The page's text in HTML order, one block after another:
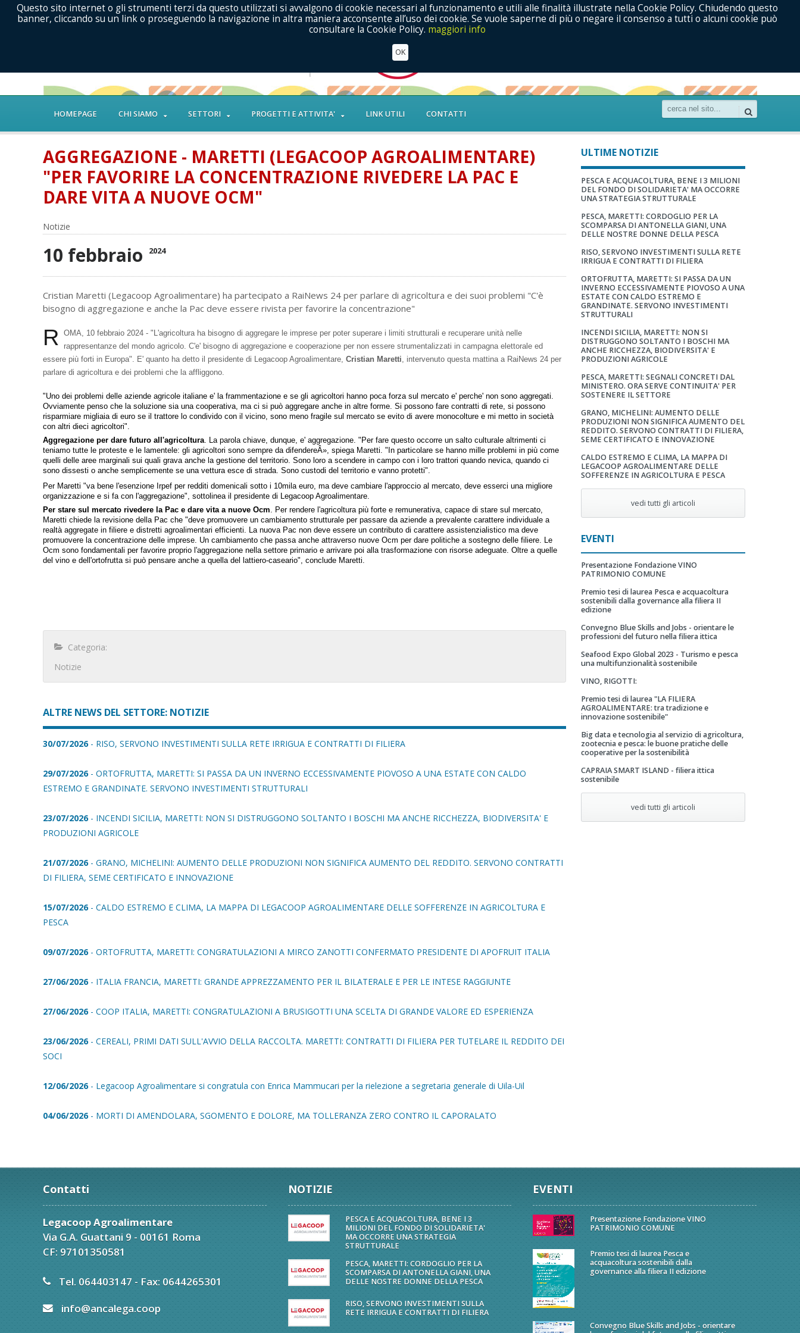
HOMEPAGE CHI SIAMO SETTORI PROGETTI E ATTIVITA' LINK UTILI CONTATTI
AGGREGAZIONE - MARETTI (LEGACOOP AGROALIMENTARE)
"PER FAVORIRE LA CONCENTRAZIONE RIVEDERE LA PAC E
DARE VITA A NUOVE OCM"
Notizie
10 febbraio 2024
Cristian Maretti (Legacoop Agroalimentare) ha partecipato a RaiNews 24 per parlare di agricoltura e dei suoi problemi "C'è
bisogno di aggregazione e anche la Pac deve essere rivista per favorire la concentrazione"
R
OMA, 10 febbraio 2024 - "L'agricoltura ha bisogno di aggregare le imprese per poter superare i limiti strutturali e recuperare unità nelle
rappresentanze del mondo agricolo. C'e' bisogno di aggregazione e cooperazione per non essere strumentalizzati in campagna elettorale ed
essere più forti in Europa". E' quanto ha detto il presidente di Legacoop Agroalimentare, Cristian Maretti, intervenuto questa mattina a RaiNews 24 per
parlare di agricoltura e dei problemi che la affliggono.
"Uno dei problemi delle aziende agricole italiane e' la frammentazione e se gli agricoltori hanno poca forza sul mercato e' perche' non sono aggregati.
Ovviamente penso che la soluzione sia una cooperativa, ma ci si può aggregare anche in altre forme. Si possono fare contratti di rete, si possono
risparmiare migliaia di euro se il trattore lo condivido con il vicino, sono meno fragile sul mercato se evito di avere monocolture e mi metto in società
con altri dieci agricoltori".
Aggregazione per dare futuro all'agricoltura . La parola chiave, dunque, e' aggregazione. "Per fare questo occorre un salto culturale altrimenti ci
teniamo tutte le proteste e le lamentele: gli agricoltori sono sempre da difendereÂ», spiega Maretti. "In particolare se hanno mille problemi in più come
quelli delle aree marginali sui quali grava anche la gestione del territorio. Sono loro a scendere in campo con i loro trattori quando nevica, quando ci
sono dissesti o anche semplicemente se una vettura esce di strada. Sono custodi del territorio e vanno protetti".
Per Maretti "va bene l'esenzione Irpef per redditi domenicali sotto i 10mila euro, ma deve cambiare l'approccio al mercato, deve esserci una migliore
organizzazione e si fa con l'aggregazione", sottolinea il presidente di Legacoop Agroalimentare.
Per stare sul mercato rivedere la Pac e dare vita a nuove Ocm . Per rendere l'agricoltura più forte e remunerativa, capace di stare sul mercato,
Maretti chiede la revisione della Pac che "deve promuovere un cambiamento strutturale per passare da aziende a prevalente carattere individuale a
realtà aggregate in filiere e distretti agroalimentari efficienti. La nuova Pac non deve essere un contributo di carattere assistenzialistico ma deve
promuovere la concentrazione delle imprese. Un cambiamento che passa anche attraverso nuove Ocm per dare politiche a sostegno delle filiere. Le
Ocm sono fondamentali per favorire proprio l'aggregazione nella settore primario e arrivare poi alla trasformazione con risorse adeguate. Oltre a quelle
del vino e dell'ortofrutta si può pensare anche a quella del lattiero-caseario", conclude Maretti.
Categoria:
Notizie
ALTRE NEWS DEL SETTORE: NOTIZIE
30/07/2026- RISO, SERVONO INVESTIMENTI SULLA RETE IRRIGUA E CONTRATTI DI FILIERA
29/07/2026- ORTOFRUTTA, MARETTI: SI PASSA DA UN INVERNO ECCESSIVAMENTE PIOVOSO A UNA ESTATE CON CALDO
ESTREMO E GRANDINATE. SERVONO INVESTIMENTI STRUTTURALI
23/07/2026- INCENDI SICILIA, MARETTI: NON SI DISTRUGGONO SOLTANTO I BOSCHI MA ANCHE RICCHEZZA, BIODIVERSITA' E
PRODUZIONI AGRICOLE
21/07/2026- GRANO, MICHELINI: AUMENTO DELLE PRODUZIONI NON SIGNIFICA AUMENTO DEL REDDITO. SERVONO CONTRATTI
DI FILIERA, SEME CERTIFICATO E INNOVAZIONE
15/07/2026- CALDO ESTREMO E CLIMA, LA MAPPA DI LEGACOOP AGROALIMENTARE DELLE SOFFERENZE IN AGRICOLTURA E
PESCA
09/07/2026- ORTOFRUTTA, MARETTI: CONGRATULAZIONI A MIRCO ZANOTTI CONFERMATO PRESIDENTE DI APOFRUIT ITALIA
27/06/2026- ITALIA FRANCIA, MARETTI: GRANDE APPREZZAMENTO PER IL BILATERALE E PER LE INTESE RAGGIUNTE
27/06/2026- COOP ITALIA, MARETTI: CONGRATULAZIONI A BRUSIGOTTI UNA SCELTA DI GRANDE VALORE ED ESPERIENZA
23/06/2026- CEREALI, PRIMI DATI SULL'AVVIO DELLA RACCOLTA. MARETTI: CONTRATTI DI FILIERA PER TUTELARE IL REDDITO DEI
SOCI
12/06/2026- Legacoop Agroalimentare si congratula con Enrica Mammucari per la rielezione a segretaria generale di Uila-Uil
04/06/2026- MORTI DI AMENDOLARA, SGOMENTO E DOLORE, MA TOLLERANZA ZERO CONTRO IL CAPORALATO
ULTIME NOTIZIE
PESCA E ACQUACOLTURA, BENE I 3 MILIONI
DEL FONDO DI SOLIDARIETA' MA OCCORRE
UNA STRATEGIA STRUTTURALE
PESCA, MARETTI: CORDOGLIO PER LA
SCOMPARSA DI ANTONELLA GIANI, UNA
DELLE NOSTRE DONNE DELLA PESCA
RISO, SERVONO INVESTIMENTI SULLA RETE
IRRIGUA E CONTRATTI DI FILIERA
ORTOFRUTTA, MARETTI: SI PASSA DA UN
INVERNO ECCESSIVAMENTE PIOVOSO A UNA
ESTATE CON CALDO ESTREMO E
GRANDINATE. SERVONO INVESTIMENTI
STRUTTURALI
INCENDI SICILIA, MARETTI: NON SI
DISTRUGGONO SOLTANTO I BOSCHI MA
ANCHE RICCHEZZA, BIODIVERSITA' E
PRODUZIONI AGRICOLE
PESCA, MARETTI: SEGNALI CONCRETI DAL
MINISTERO. ORA SERVE CONTINUITA' PER
SOSTENERE IL SETTORE
GRANO, MICHELINI: AUMENTO DELLE
PRODUZIONI NON SIGNIFICA AUMENTO DEL
REDDITO. SERVONO CONTRATTI DI FILIERA,
SEME CERTIFICATO E INNOVAZIONE
CALDO ESTREMO E CLIMA, LA MAPPA DI
LEGACOOP AGROALIMENTARE DELLE
SOFFERENZE IN AGRICOLTURA E PESCA
vedi tutti gli articoli
EVENTI
Presentazione Fondazione VINO
PATRIMONIO COMUNE
Premio tesi di laurea Pesca e acquacoltura
sostenibili dalla governance alla filiera II
edizione
Convegno Blue Skills and Jobs - orientare le
professioni del futuro nella filiera ittica
Seafood Expo Global 2023 - Turismo e pesca
una multifunzionalità sostenibile
VINO, RIGOTTI:
Premio tesi di laurea "LA FILIERA
AGROALIMENTARE: tra tradizione e
innovazione sostenibile"
Big data e tecnologia al servizio di agricoltura,
zootecnia e pesca: le buone pratiche delle
cooperative per la sostenibilità
CAPRAIA SMART ISLAND - filiera ittica
sostenibile
vedi tutti gli articoli
Contatti
Legacoop Agroalimentare
Via G.A. Guattani 9 - 00161 Roma
CF: 97101350581
Tel. 064403147 - Fax: 0644265301
info@ancalega.coop
NOTIZIE
PESCA E ACQUACOLTURA, BENE I 3
MILIONI DEL FONDO DI SOLIDARIETA'
MA OCCORRE UNA STRATEGIA
STRUTTURALE
PESCA, MARETTI: CORDOGLIO PER LA
SCOMPARSA DI ANTONELLA GIANI, UNA
DELLE NOSTRE DONNE DELLA PESCA
RISO, SERVONO INVESTIMENTI SULLA
RETE IRRIGUA E CONTRATTI DI FILIERA
EVENTI
Presentazione Fondazione VINO
PATRIMONIO COMUNE
Premio tesi di laurea Pesca e
acquacoltura sostenibili dalla
governance alla filiera II edizione
Convegno Blue Skills and Jobs - orientare
Questo sito internet o gli strumenti terzi da questo utilizzati si avvalgono di cookie necessari al funzionamento e utili alle finalità illustrate nella Cookie Policy. Chiudendo questo
banner, cliccando su un link o proseguendo la navigazione in altra maniera acconsente all’uso dei cookie. Se vuole saperne di più o negare il consenso a tutti o alcuni cookie può
consultare la Cookie Policy. maggiori info
OK